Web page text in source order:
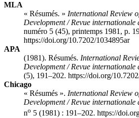
MLA
« Résumés. » International Review
Development / Revue internationale
numéro 5 (45), printemps 1981, p.
https://doi.org/10.7202/1034895ar
APA
(1981). Résumés. International
Development / Revue internationale
(5), 191–202. https://doi.org/
Chicago
« Résumés ». International Review
Development / Revue internationale
no 5 (1981) : 191–202. https://